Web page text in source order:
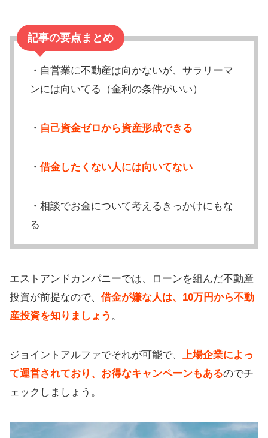
記事の要点まとめ
・自営業に不動産は向かないが、サラリーマ
ンには向いてる（金利の条件がいい）
・ 自己資金ゼロから資産形成できる
・ 借金したくない人には向いてない
・相談でお金について考えるきっかけにもな
る
エストアンドカンパニーでは、ローンを組んだ不動産
投資が前提なので、 借金が嫌な人は、10万円から不動
産投資を知りましょう 。
ジョイントアルファでそれが可能で、
上場企業によっ
て運営されており、お得なキャンペーンもあるのでチ
ェックしましょう。